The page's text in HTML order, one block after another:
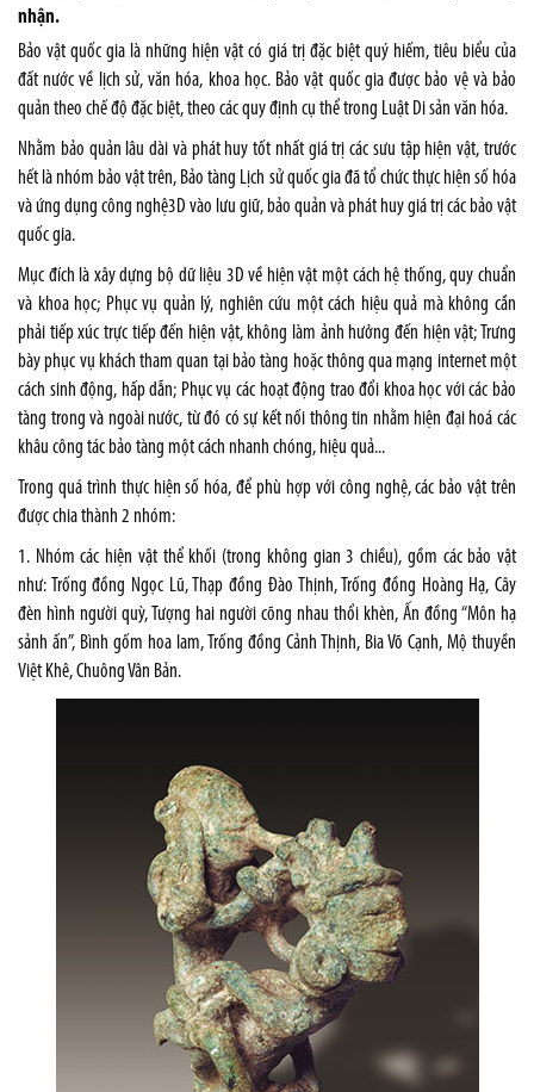
nhận.
Bảo vật quốc gia là những hiện vật có giá trị đặc biệt quý hiếm, tiêu biểu của
đất nước về lịch sử, văn hóa, khoa học. Bảo vật quốc gia được bảo vệ và bảo
quản theo chế độ đặc biệt, theo các quy định cụ thể trong Luật Di sản văn hóa.
Nhằm bảo quản lâu dài và phát huy tốt nhất giá trị các sưu tập hiện vật, trước
hết là nhóm bảo vật trên, Bảo tàng Lịch sử quốc gia đã tổ chức thực hiện số hóa
và ứng dụng công nghệ3D vào lưu giữ, bảo quản và phát huy giá trị các bảo vật
quốc gia.
Mục đích là xây dựng bộ dữ liệu 3D về hiện vật một cách hệ thống, quy chuẩn
và khoa học; Phục vụ quản lý, nghiên cứu một cách hiệu quả mà không cần
phải tiếp xúc trực tiếp đến hiện vật, không làm ảnh hưởng đến hiện vật; Trưng
bày phục vụ khách tham quan tại bảo tàng hoặc thông qua mạng internet một
cách sinh động, hấp dẫn; Phục vụ các hoạt động trao đổi khoa học với các bảo
tàng trong và ngoài nước, từ đó có sự kết nối thông tin nhằm hiện đại hoá các
khâu công tác bảo tàng một cách nhanh chóng, hiệu quả...
Trong quá trình thực hiện số hóa, để phù hợp với công nghệ, các bảo vật trên
được chia thành 2 nhóm:
1. Nhóm các hiện vật thể khối (trong không gian 3 chiều), gồm các bảo vật
như: Trống đồng Ngọc Lũ, Thạp đồng Đào Thịnh, Trống đồng Hoàng Hạ, Cây
đèn hình người quỳ, Tượng hai người cõng nhau thổi khèn, Ấn đồng “Môn hạ
sảnh ấn”, Bình gốm hoa lam, Trống đồng Cảnh Thịnh, Bia Võ Cạnh, Mộ thuyền
Việt Khê, Chuông Vân Bản.